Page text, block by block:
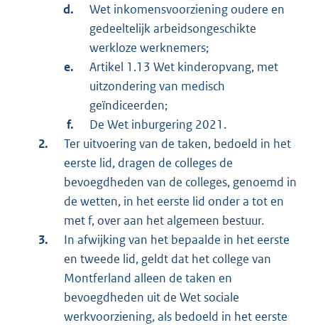
Wet inkomensvoorziening oudere en
gedeeltelijk arbeidsongeschikte
werkloze werknemers;
Artikel 1.13 Wet kinderopvang, met
uitzondering van medisch
geïndiceerden;
De Wet inburgering 2021.
Ter uitvoering van de taken, bedoeld in het
eerste lid, dragen de colleges de
bevoegdheden van de colleges, genoemd in
de wetten, in het eerste lid onder a tot en
met f, over aan het algemeen bestuur.
In afwijking van het bepaalde in het eerste
en tweede lid, geldt dat het college van
Montferland alleen de taken en
bevoegdheden uit de Wet sociale
werkvoorziening, als bedoeld in het eerste